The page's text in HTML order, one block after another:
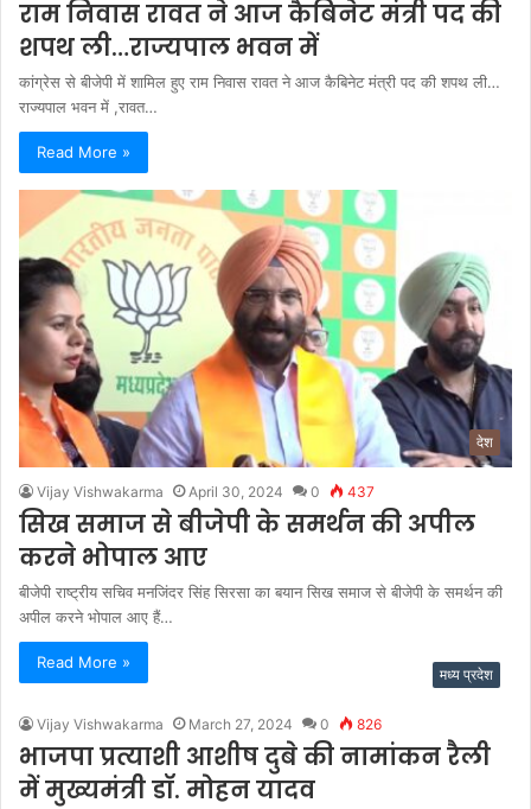
राम निवास रावत ने आज कैबिनेट मंत्री पद की
शपथ ली…राज्यपाल भवन में
कांग्रेस से बीजेपी में शामिल हुए राम निवास रावत ने आज कैबिनेट मंत्री पद की शपथ ली…
राज्यपाल भवन में ,रावत…
Read More »
देश
Vijay Vishwakarma April 30, 2024 0 437
सिख समाज से बीजेपी के समर्थन की अपील
करने भोपाल आए
बीजेपी राष्ट्रीय सचिव मनजिंदर सिंह सिरसा का बयान सिख समाज से बीजेपी के समर्थन की
अपील करने भोपाल आए हैं…
Read More »
मध्य प्रदेश
Vijay Vishwakarma March 27, 2024 0 826
भाजपा प्रत्याशी आशीष दुबे की नामांकन रैली
में मुख्यमंत्री डॉ. मोहन यादव